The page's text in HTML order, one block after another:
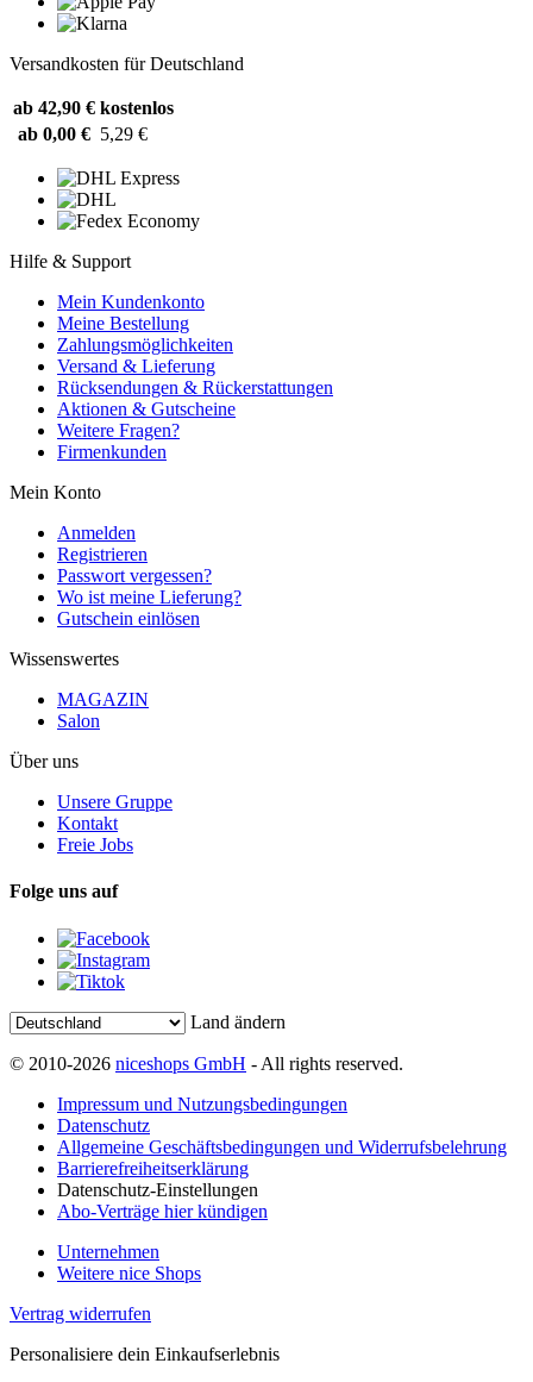
Versandkosten für Deutschland
ab 42,90 € kostenlos
ab 0,00 € 5,29 €
Hilfe & Support
Mein Kundenkonto
Meine Bestellung
Zahlungsmöglichkeiten
Versand & Lieferung
Rücksendungen & Rückerstattungen
Aktionen & Gutscheine
Weitere Fragen?
Firmenkunden
Mein Konto
Anmelden
Registrieren
Passwort vergessen?
Wo ist meine Lieferung?
Gutschein einlösen
Wissenswertes
MAGAZIN
Salon
Über uns
Unsere Gruppe
Kontakt
Freie Jobs
Folge uns auf
Land ändern
© 2010-2026 niceshops GmbH - All rights reserved.
Impressum und Nutzungsbedingungen
Datenschutz
Allgemeine Geschäftsbedingungen und Widerrufsbelehrung
Barrierefreiheitserklärung
Datenschutz-Einstellungen
Abo-Verträge hier kündigen
Unternehmen
Weitere nice Shops
Vertrag widerrufen
Personalisiere dein Einkaufserlebnis